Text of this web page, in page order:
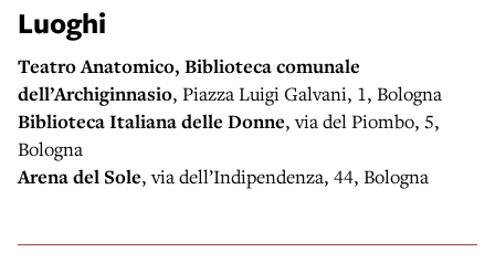
Luoghi
Teatro Anatomico, Biblioteca comunale
dell’Archiginnasio, Piazza Luigi Galvani, 1, Bologna
Biblioteca Italiana delle Donne, via del Piombo, 5,
Bologna
Arena del Sole, via dell’Indipendenza, 44, Bologna